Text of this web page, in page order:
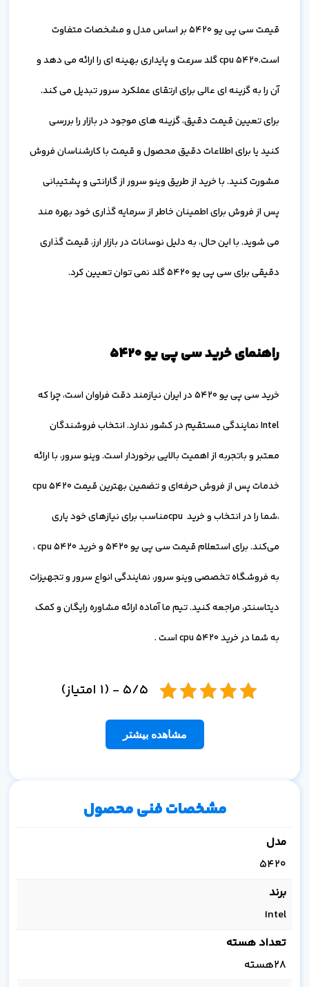
قیمت سی پی یو 5420 بر اساس مدل و مشخصات متفاوت
است.cpu 5420 گلد سرعت و پایداری بهینه ای را ارائه می دهد و
آن را به گزینه ای عالی برای ارتقای عملکرد سرور تبدیل می کند.
برای تعیین قیمت دقیق، گزینه های موجود در بازار را بررسی
کنید یا برای اطلاعات دقیق محصول و قیمت با کارشناسان فروش
مشورت کنید. با خرید از طریق وینو سرور از گارانتی و پشتیبانی
پس از فروش برای اطمینان خاطر از سرمایه گذاری خود بهره مند
می شوید. با این حال، به دلیل نوسانات در بازار ارز، قیمت گذاری
دقیقی برای سی پی یو 5420 گلد نمی توان تعیین کرد.
راهنمای خرید سی پی یو 5420
خرید سی پی یو 5420 در ایران نیازمند دقت فراوان است، چرا که
Intel نمایندگی مستقیم در کشور ندارد. انتخاب فروشندگان
معتبر و باتجربه از اهمیت بالایی برخوردار است. وینو سرور، با ارائه
خدمات پس از فروش حرفه‌ای و تضمین بهترین قیمت cpu 5420
،شما را در انتخاب و خرید cpuمناسب برای نیازهای خود یاری
می‌کند. برای استعلام قیمت سی پی یو 5420 و خرید cpu 5420 ،
به فروشگاه تخصصی وینو سرور، نمایندگی انواع سرور و تجهیزات
دیتاسنتر، مراجعه کنید. تیم ما آماده ارائه مشاوره رایگان و کمک
به شما در خرید cpu 5420 است .
5/5 - (1 امتیاز)
مشاهده بیشتر
مشخصات فنی محصول
مدل
5420
برند
Intel
تعداد هسته
28هسته